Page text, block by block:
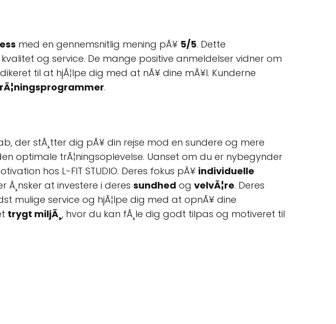
med en gennemsnitlig mening pÃ¥ 5/5. Dette
og service. De mange positive anmeldelser vidner om
til at hjÃ¦lpe dig med at nÃ¥ dine mÃ¥l. Kunderne
.
der stÃ¸tter dig pÃ¥ din rejse mod en sundere og mere
optimale trÃ¦ningsoplevelse. Uanset om du er nybegynder
hos L-FIT STUDIO. Deres fokus pÃ¥ individuelle
at investere i deres sundhed og velvÃ¦re. Deres
mulige service og hjÃ¦lpe dig med at opnÃ¥ dine
trygt miljÃ¸, hvor du kan fÃ¸le dig godt tilpas og motiveret til